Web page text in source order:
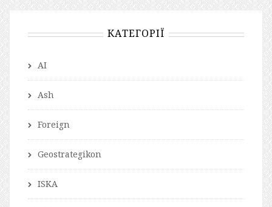
КАТЕГОРІЇ
AI
Ash
Foreign
Geostrategikon
ISKA